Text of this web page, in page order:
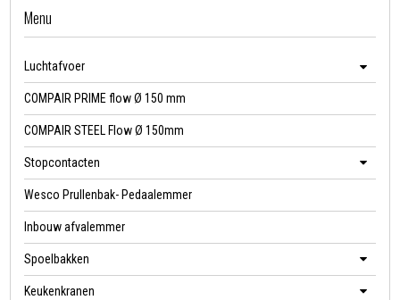
Menu
Luchtafvoer
COMPAIR PRIME flow Ø 150 mm
COMPAIR STEEL Flow Ø 150mm
Stopcontacten
Wesco Prullenbak- Pedaalemmer
Inbouw afvalemmer
Spoelbakken
Keukenkranen